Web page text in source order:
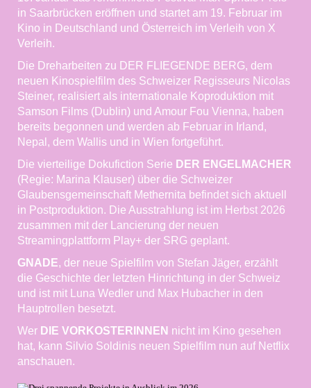
in Saarbrücken eröffnen und startet am 19. Februar im
Kino in Deutschland und Österreich im Verleih von X
Verleih.
Die Dreharbeiten zu DER FLIEGENDE BERG, dem
neuen Kinospielfilm des Schweizer Regisseurs Nicolas
Steiner, realisiert als internationale Koproduktion mit
Samson Films (Dublin) und Amour Fou Vienna, haben
bereits begonnen und werden ab Februar in Irland,
Nepal, dem Wallis und in Wien fortgeführt.
Die vierteilige Dokufiction Serie DER ENGELMACHER
(Regie: Marina Klauser) über die Schweizer
Glaubensgemeinschaft Methernita befindet sich aktuell
in Postproduktion. Die Ausstrahlung ist im Herbst 2026
zusammen mit der Lancierung der neuen
Streamingplattform Play+ der SRG geplant.
GNADE, der neue Spielfilm von Stefan Jäger, erzählt
die Geschichte der letzten Hinrichtung in der Schweiz
und ist mit Luna Wedler und Max Hubacher in den
Hauptrollen besetzt.
Wer DIE VORKOSTERINNEN nicht im Kino gesehen
hat, kann Silvio Soldinis neuen Spielfilm nun auf Netflix
anschauen.